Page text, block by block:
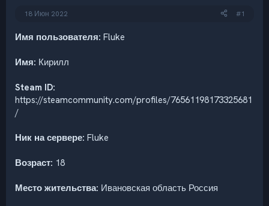
18 Июн 2022 #1
Имя пользователя: Fluke
Имя: Кирилл
Steam ID:
https://steamcommunity.com/profiles/76561198173325681
/
Ник на сервере: Fluke
Возраст: 18
Место жительства: Ивановская область Россия